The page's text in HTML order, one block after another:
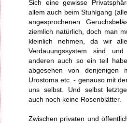
Sich eine gewisse
allem auch beim Stuhlgang
angesprochenen
ziemlich natürlich, doch man
kleinlich nehmen, da wir
Verdauungssystem sind
anderen auch so ein teil
abgesehen von denjenigen
Urostoma etc. - genauso mit
uns selbst. Und selbst
auch noch keine Rosenblätter.
Zwischen privaten und